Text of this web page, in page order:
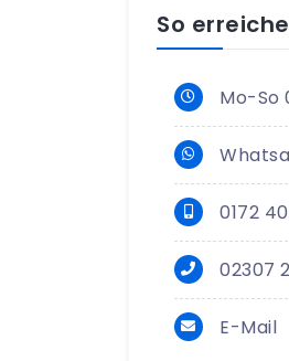
So
Mo-So
0172
02307
E-Mail